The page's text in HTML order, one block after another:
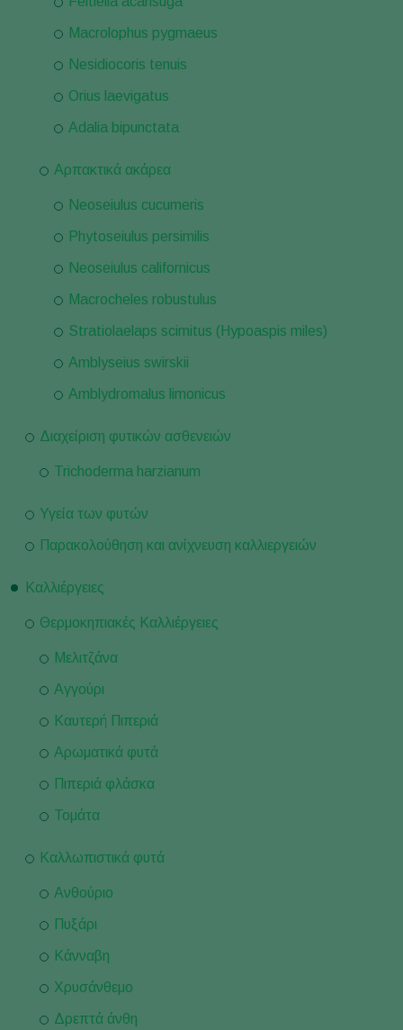
Macrolophus pygmaeus
Nesidiocoris tenuis
Orius laevigatus
Adalia bipunctata
Αρπακτικά ακάρεα
Neoseiulus cucumeris
Phytoseiulus persimilis
Neoseiulus californicus
Macrocheles robustulus
Stratiolaelaps scimitus (Hypoaspis miles)
Amblyseius swirskii
Amblydromalus limonicus
Διαχείριση φυτικών ασθενειών
Trichoderma harzianum
Υγεία των φυτών
Παρακολούθηση και ανίχνευση καλλιεργειών
Καλλιέργειες
Θερμοκηπιακές Καλλιέργειες
Μελιτζάνα
Αγγούρι
Καυτερή Πιπεριά
Αρωματικά φυτά
Πιπεριά φλάσκα
Τομάτα
Καλλωπιστικά φυτά
Ανθούριο
Πυξάρι
Κάνναβη
Χρυσάνθεμο
Δρεπτά άνθη